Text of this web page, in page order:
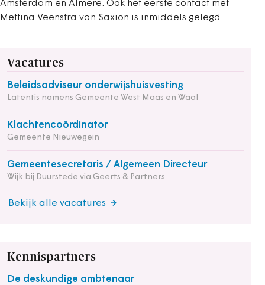
Amsterdam en Almere. Ook het eerste contact met
Mettina Veenstra van Saxion is inmiddels gelegd.
Vacatures
Beleidsadviseur onderwijshuisvesting
Latentis namens Gemeente West Maas en Waal
Klachtencoördinator
Gemeente Nieuwegein
Gemeentesecretaris / Algemeen Directeur
Wijk bij Duurstede via Geerts & Partners
Bekijk alle vacatures
Kennispartners
De deskundige ambtenaar